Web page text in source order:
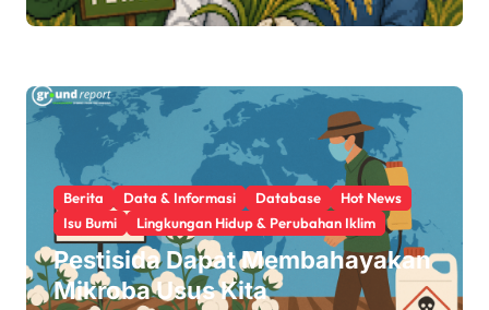
Berita Data & Informasi Database
Hot News
Isu Bumi
Lingkungan Hidup & Perubahan Iklim
Pestisida Dapat Membahayakan
Mikroba Usus Kita